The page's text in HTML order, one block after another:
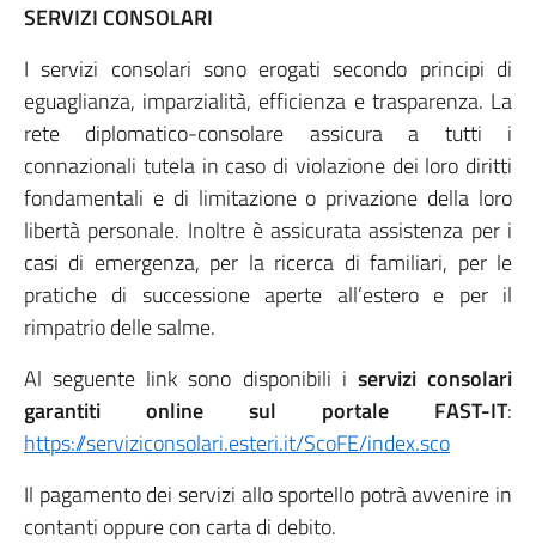
SERVIZI CONSOLARI
I servizi consolari sono erogati secondo principi di
eguaglianza, imparzialità, efficienza e trasparenza. La
rete diplomatico-consolare assicura a tutti i
connazionali tutela in caso di violazione dei loro diritti
fondamentali e di limitazione o privazione della loro
libertà personale. Inoltre è assicurata assistenza per i
casi di emergenza, per la ricerca di familiari, per le
pratiche di successione aperte all’estero e per il
rimpatrio delle salme.
Al seguente link sono disponibili i servizi consolari
garantiti online sul portale FAST-IT:
https://serviziconsolari.esteri.it/ScoFE/index.sco
Il pagamento dei servizi allo sportello potrà avvenire in
contanti oppure con carta di debito.